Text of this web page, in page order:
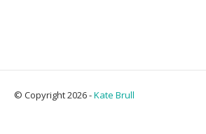
© Copyright 2026 -Kate Brull